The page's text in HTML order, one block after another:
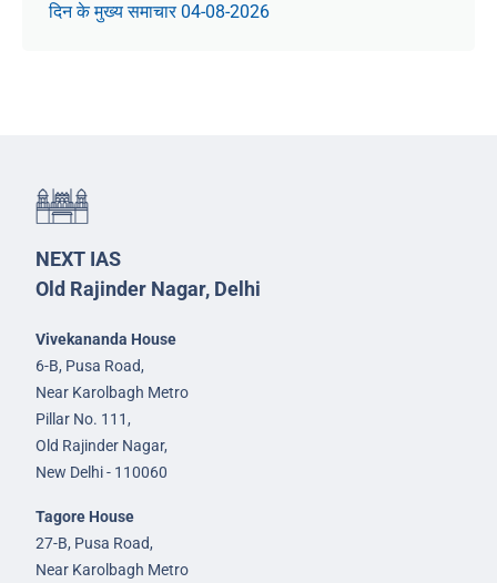
दिन के मुख्य समाचार 04-08-2026
NEXT IAS
Old Rajinder Nagar, Delhi
Vivekananda House
6-B, Pusa Road,
Near Karolbagh Metro
Pillar No. 111,
Old Rajinder Nagar,
New Delhi - 110060
Tagore House
27-B, Pusa Road,
Near Karolbagh Metro